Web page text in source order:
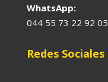
WhatsApp:
044 55 73 22 92 05
Redes Sociales